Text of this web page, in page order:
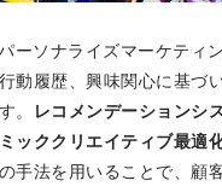
ーソナライズマーケティ
動履歴、興味関心に基づ
。
レコメンデーションシ
ッククリエイティブ最適
手法を用いることで、顧